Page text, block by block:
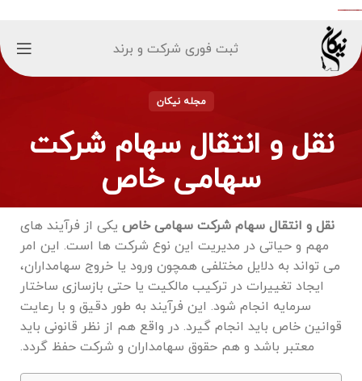
ثبت فوری شرکت و برند
مجله نیکان
نقل و انتقال سهام شرکت
سهامی خاص
نقل و انتقال سهام شرکت سهامی خاص یکی از فرآیند های
مهم و حیاتی در مدیریت این نوع شرکت‌ ها است. این امر
می ‌تواند به دلایل مختلفی همچون ورود یا خروج سهامداران،
ایجاد تغییرات در ترکیب مالکیت یا حتی بازسازی ساختار
سرمایه انجام شود. این فرآیند به ‌طور دقیق و با رعایت
قوانین خاص باید انجام گیرد. در واقع هم از نظر قانونی باید
معتبر باشد و هم حقوق سهامداران و شرکت حفظ گردد.